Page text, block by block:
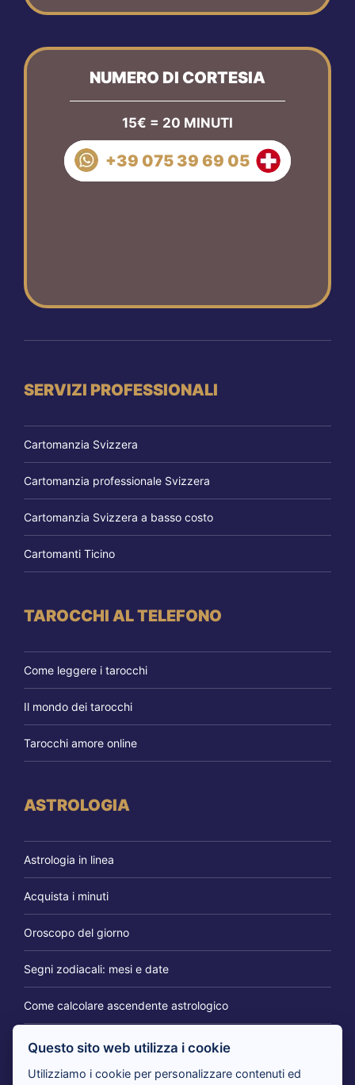
NUMERO DI CORTESIA
15€ = 20 MINUTI
+39 075 39 69 05
SERVIZI PROFESSIONALI
Cartomanzia Svizzera
Cartomanzia professionale Svizzera
Cartomanzia Svizzera a basso costo
Cartomanti Ticino
TAROCCHI AL TELEFONO
Come leggere i tarocchi
Il mondo dei tarocchi
Tarocchi amore online
ASTROLOGIA
Astrologia in linea
Acquista i minuti
Oroscopo del giorno
Segni zodiacali: mesi e date
Come calcolare ascendente astrologico
IL BLOG DEI CARTOMANTI
Questo sito web utilizza i cookie
Utilizziamo i cookie per personalizzare contenuti ed